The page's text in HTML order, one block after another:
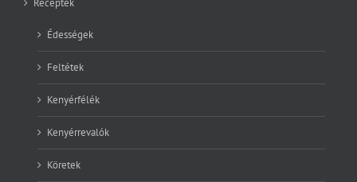
Receptek
Édességek
Feltétek
Kenyérfélék
Kenyérrevalók
Köretek